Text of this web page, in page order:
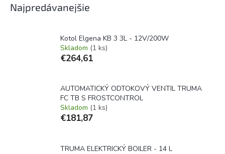
Najpredávanejšie
Kotol Elgena KB 3 3L - 12V/200W
Skladom (1 ks)
€264,61
AUTOMATICKÝ ODTOKOVÝ VENTIL TRUMA
FC TB S FROSTCONTROL
Skladom (1 ks)
€181,87
TRUMA ELEKTRICKÝ BOILER - 14 L